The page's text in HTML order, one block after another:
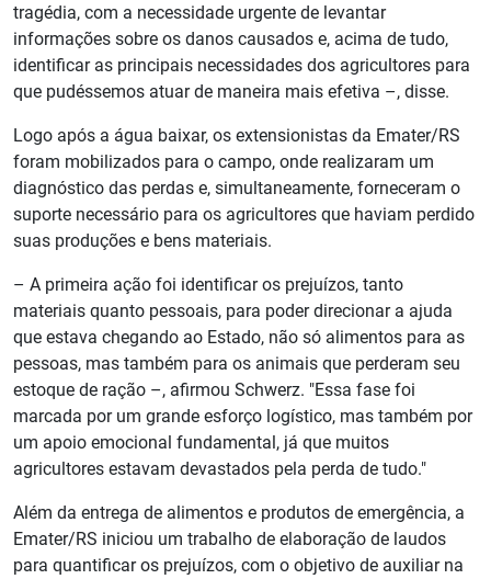
tragédia, com a necessidade urgente de levantar
informações sobre os danos causados e, acima de tudo,
identificar as principais necessidades dos agricultores para
que pudéssemos atuar de maneira mais efetiva –, disse.
Logo após a água baixar, os extensionistas da Emater/RS
foram mobilizados para o campo, onde realizaram um
diagnóstico das perdas e, simultaneamente, forneceram o
suporte necessário para os agricultores que haviam perdido
suas produções e bens materiais.
– A primeira ação foi identificar os prejuízos, tanto
materiais quanto pessoais, para poder direcionar a ajuda
que estava chegando ao Estado, não só alimentos para as
pessoas, mas também para os animais que perderam seu
estoque de ração –, afirmou Schwerz. "Essa fase foi
marcada por um grande esforço logístico, mas também por
um apoio emocional fundamental, já que muitos
agricultores estavam devastados pela perda de tudo."
Além da entrega de alimentos e produtos de emergência, a
Emater/RS iniciou um trabalho de elaboração de laudos
para quantificar os prejuízos, com o objetivo de auxiliar na